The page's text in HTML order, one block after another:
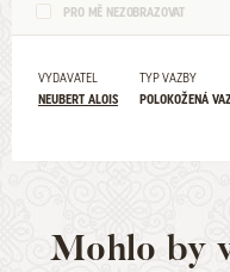
PRO MĚ NEZOBRAZOVAT
VYDAVATEL
NEUBERT ALOIS
TYP VAZBY
POLOKOŽENÁ
Mohlo by